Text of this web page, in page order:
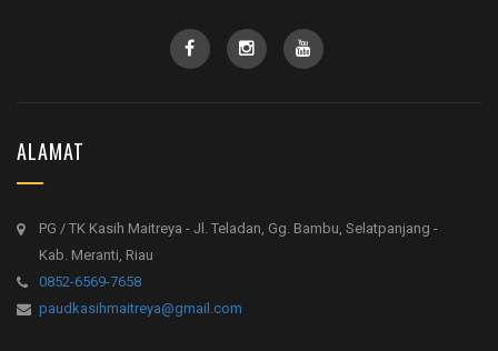
ALAMAT
PG / TK Kasih Maitreya - Jl. Teladan, Gg. Bambu, Selatpanjang -
Kab. Meranti, Riau
0852-6569-7658
paudkasihmaitreya@gmail.com